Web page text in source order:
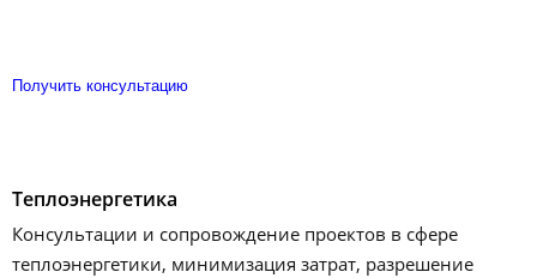
Получить консультацию
Теплоэнергетика
Консультации и сопровождение проектов в сфере
теплоэнергетики, минимизация затрат, разрешение